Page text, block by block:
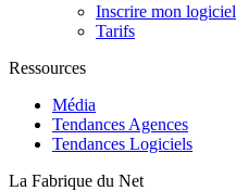
Inscrire mon logiciel
Tarifs
Ressources
Média
Tendances Agences
Tendances Logiciels
La Fabrique du Net